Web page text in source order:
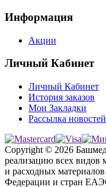
Информация
Акции
Личный Кабинет
Личный Кабинет
История заказов
Мои Закладки
Рассылка новостей
Copyright © 2026
реализацию всех видов
и расходных
Федерации и стран